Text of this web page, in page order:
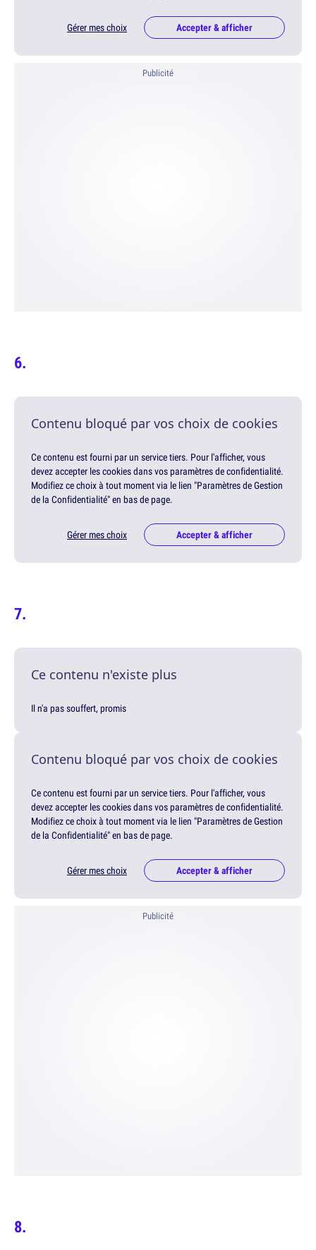
Gérer mes choix Accepter & afficher
Publicité
Contenu bloqué par vos choix de cookies
Ce contenu est fourni par un service tiers. Pour l'afficher, vous
devez accepter les cookies dans vos paramètres de confidentialité.
Modifiez ce choix à tout moment via le lien "Paramètres de Gestion
de la Confidentialité" en bas de page.
Gérer mes choix Accepter & afficher
Ce contenu n'existe plus
Il n'a pas souffert, promis
Contenu bloqué par vos choix de cookies
Ce contenu est fourni par un service tiers. Pour l'afficher, vous
devez accepter les cookies dans vos paramètres de confidentialité.
Modifiez ce choix à tout moment via le lien "Paramètres de Gestion
de la Confidentialité" en bas de page.
Gérer mes choix Accepter & afficher
Publicité